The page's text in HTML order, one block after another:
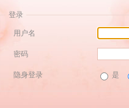
登录
用户名
密码
隐身登录 是